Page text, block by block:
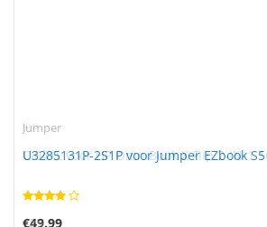
Jumper
U3285131P-2S1P voor Jumper EZbook
€49.99